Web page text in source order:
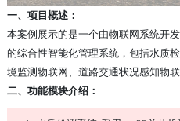
一、项目概述：
本案例展示的是一个由物联网系统开
的综合性智能化管理系统，包括水质
境监测物联网、道路交通状况感知物
二、功能模块介绍：